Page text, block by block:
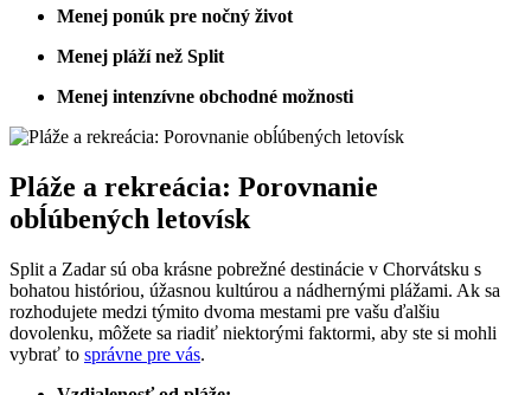
Menej ponúk pre nočný život
Menej pláží než Split
Menej intenzívne obchodné možnosti
Pláže a rekreácia: Porovnanie
obĺúbených letovísk
Split a Zadar sú oba krásne pobrežné destinácie v Chorvátsku s
bohatou históriou, úžasnou kultúrou a nádhernými plážami. Ak sa
rozhodujete medzi týmito dvoma mestami pre vašu ďalšiu
dovolenku, môžete sa riadiť niektorými faktormi, aby ste si mohli
vybrať to správne pre vás.